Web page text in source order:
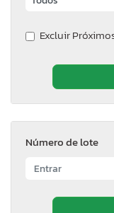
Excluir
Número de lote